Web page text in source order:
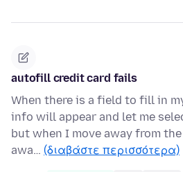
autofill credit card fails
When there is a field to fill in
info will appear and let me
but when I move away from
awa… (διαβάστε περισσότερα)